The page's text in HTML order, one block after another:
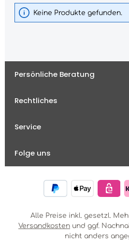
Keine Produkte gefunden.
Persönliche Beratung
Rechtliches
Service
Folge uns
Alle Preise inkl. gesetzl.
Versandkosten und ggf.
nicht anders